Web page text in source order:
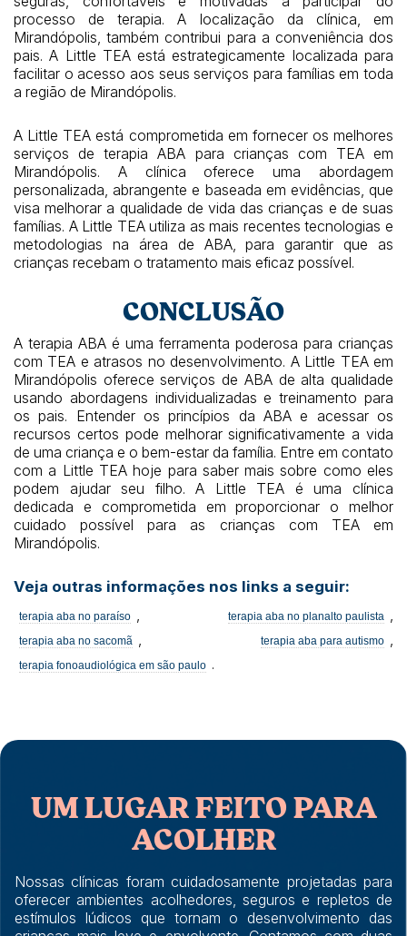
processo de terapia. A localização da clínica, em
Mirandópolis, também contribui para a conveniência dos
pais. A Little TEA está estrategicamente localizada para
facilitar o acesso aos seus serviços para famílias em toda
a região de Mirandópolis.
A Little TEA está comprometida em fornecer os melhores
serviços de terapia ABA para crianças com TEA em
Mirandópolis. A clínica oferece uma abordagem
personalizada, abrangente e baseada em evidências, que
visa melhorar a qualidade de vida das crianças e de suas
famílias. A Little TEA utiliza as mais recentes tecnologias e
metodologias na área de ABA, para garantir que as
crianças recebam o tratamento mais eficaz possível.
CONCLUSÃO
A terapia ABA é uma ferramenta poderosa para crianças
com TEA e atrasos no desenvolvimento. A Little TEA em
Mirandópolis oferece serviços de ABA de alta qualidade
usando abordagens individualizadas e treinamento para
os pais. Entender os princípios da ABA e acessar os
recursos certos pode melhorar significativamente a vida
de uma criança e o bem-estar da família. Entre em contato
com a Little TEA hoje para saber mais sobre como eles
podem ajudar seu filho. A Little TEA é uma clínica
dedicada e comprometida em proporcionar o melhor
cuidado possível para as crianças com TEA em
Mirandópolis.
Veja outras informações nos links a seguir:
terapia aba no paraíso terapia aba no planalto paulista
terapia aba no sacomã terapia aba para autismo
terapia fonoaudiológica em são paulo .
UM LUGAR FEITO PARA
ACOLHER
Nossas clínicas foram cuidadosamente projetadas para
oferecer ambientes acolhedores, seguros e repletos de
estímulos lúdicos que tornam o desenvolvimento das